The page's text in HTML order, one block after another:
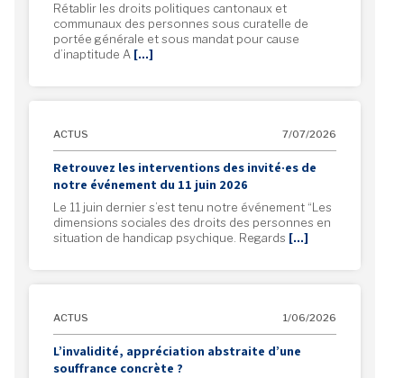
Rétablir les droits politiques cantonaux et
communaux des personnes sous curatelle de
portée générale et sous mandat pour cause
d’inaptitude A […]
ACTUS 7/07/2026
Retrouvez les interventions des invité·es de
notre événement du 11 juin 2026
Le 11 juin dernier s’est tenu notre événement “Les
dimensions sociales des droits des personnes en
situation de handicap psychique. Regards […]
ACTUS 1/06/2026
L’invalidité, appréciation abstraite d’une
souffrance concrète ?